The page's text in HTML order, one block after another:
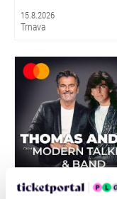
15.8.2026
Trnava